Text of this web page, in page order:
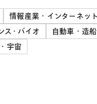
情報産業・インターネッ
ス・バイオ
自動車・造
宇宙